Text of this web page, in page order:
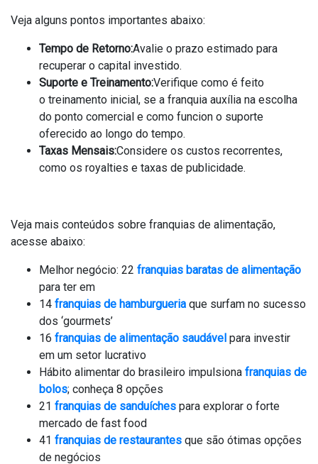
Veja alguns pontos importantes abaixo:
Tempo de Retorno:Avalie o prazo estimado para
recuperar o capital investido.
Suporte e Treinamento:Verifique como é feito
o treinamento inicial, se a franquia auxília na escolha
do ponto comercial e como funcion o suporte
oferecido ao longo do tempo.
Taxas Mensais:Considere os custos recorrentes,
como os royalties e taxas de publicidade.
Veja mais conteúdos sobre franquias de alimentação,
acesse abaixo:
Melhor negócio: 22 franquias baratas de alimentação
para ter em
14 franquias de hamburgueria que surfam no sucesso
dos ‘gourmets’
16 franquias de alimentação saudável para investir
em um setor lucrativo
Hábito alimentar do brasileiro impulsiona franquias de
bolos; conheça 8 opções
21 franquias de sanduíches para explorar o forte
mercado de fast food
41 franquias de restaurantes que são ótimas opções
de negócios